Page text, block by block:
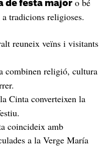
de festa major
tradicions religioses.
reuneix veïns i visitants
combinen religió, cultura
Cinta converteixen la
coincideix amb
a la Verge María